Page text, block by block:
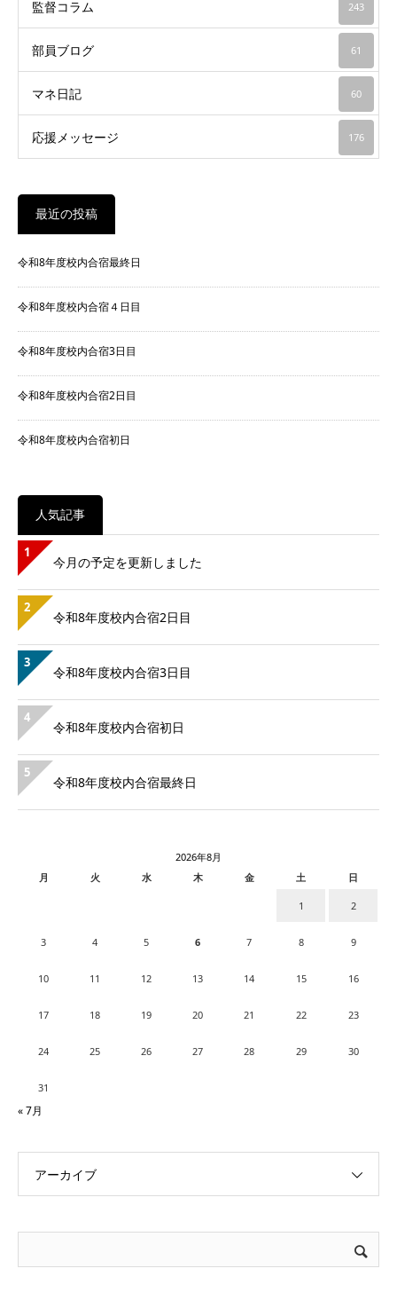
監督コラム 243
部員ブログ 61
マネ日記 60
応援メッセージ 176
最近の投稿
令和8年度校内合宿最終日
令和8年度校内合宿４日目
令和8年度校内合宿3日目
令和8年度校内合宿2日目
令和8年度校内合宿初日
人気記事
1
今月の予定を更新しました
2
令和8年度校内合宿2日目
3
令和8年度校内合宿3日目
4
令和8年度校内合宿初日
5
令和8年度校内合宿最終日
2026年8月
月
火 水 木 金 土 日
1 2
3 4 5 6 7 8 9
10 11 12 13 14 15 16
17 18 19 20 21 22 23
24 25 26 27 28 29 30
31
« 7月
アーカイブ